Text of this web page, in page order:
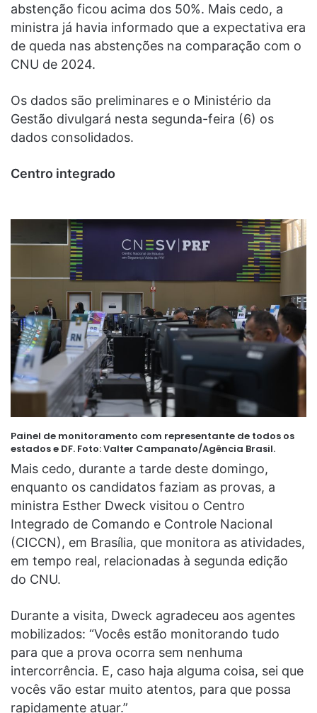
abstenção ficou acima dos 50%. Mais cedo, a
ministra já havia informado que a expectativa era
de queda nas abstenções na comparação com o
CNU de 2024.
Os dados são preliminares e o Ministério da
Gestão divulgará nesta segunda-feira (6) os
dados consolidados.
Centro integrado
Painel de monitoramento com representante de todos os
estados e DF. Foto: Valter Campanato/Agência Brasil.
Mais cedo, durante a tarde deste domingo,
enquanto os candidatos faziam as provas, a
ministra Esther Dweck visitou o Centro
Integrado de Comando e Controle Nacional
(CICCN), em Brasília, que monitora as atividades,
em tempo real, relacionadas à segunda edição
do CNU.
Durante a visita, Dweck agradeceu aos agentes
mobilizados: “Vocês estão monitorando tudo
para que a prova ocorra sem nenhuma
intercorrência. E, caso haja alguma coisa, sei que
vocês vão estar muito atentos, para que possa
rapidamente atuar.”